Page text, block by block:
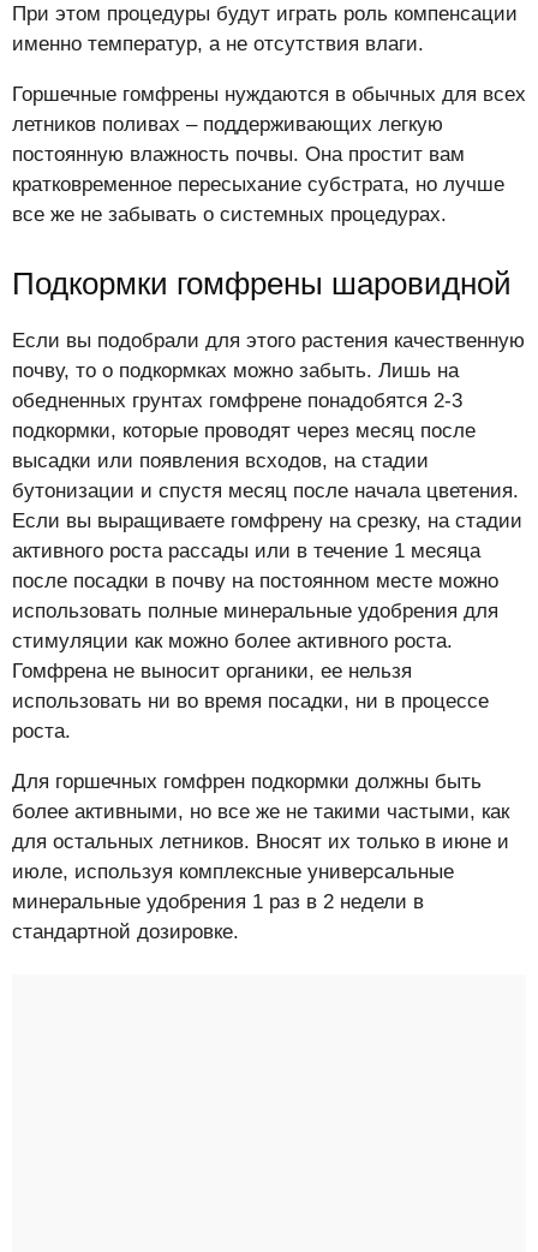
При этом процедуры будут играть роль компенсации
именно температур, а не отсутствия влаги.
Горшечные гомфрены нуждаются в обычных для всех
летников поливах – поддерживающих легкую
постоянную влажность почвы. Она простит вам
кратковременное пересыхание субстрата, но лучше
все же не забывать о системных процедурах.
Подкормки гомфрены шаровидной
Если вы подобрали для этого растения качественную
почву, то о подкормках можно забыть. Лишь на
обедненных грунтах гомфрене понадобятся 2-3
подкормки, которые проводят через месяц после
высадки или появления всходов, на стадии
бутонизации и спустя месяц после начала цветения.
Если вы выращиваете гомфрену на срезку, на стадии
активного роста рассады или в течение 1 месяца
после посадки в почву на постоянном месте можно
использовать полные минеральные удобрения для
стимуляции как можно более активного роста.
Гомфрена не выносит органики, ее нельзя
использовать ни во время посадки, ни в процессе
роста.
Для горшечных гомфрен подкормки должны быть
более активными, но все же не такими частыми, как
для остальных летников. Вносят их только в июне и
июле, используя комплексные универсальные
минеральные удобрения 1 раз в 2 недели в
стандартной дозировке.